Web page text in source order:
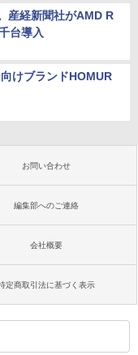
産経新聞社がAMD R
台導入
けブランドHOMUR
お問い合わせ
編集部へのご連絡
会社概要
定商取引法に基づく表示